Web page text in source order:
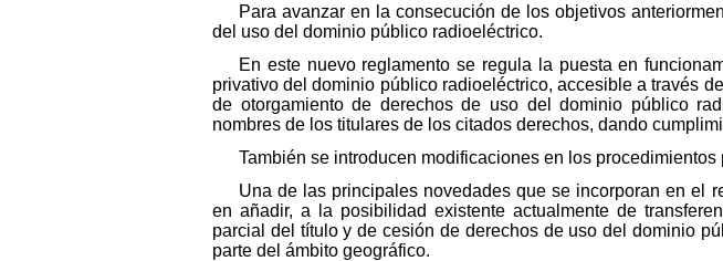
Para avanzar en la consecución de los objetivos
del uso del dominio público radioeléctrico.
En este nuevo reglamento se regula la puesta en
privativo del dominio público radioeléctrico, accesible a través
de otorgamiento de derechos de uso del dominio público
nombres de los titulares de los citados derechos, dando
También se introducen modificaciones en los
Una de las principales novedades que se incorporan en el
en añadir, a la posibilidad existente actualmente de
parcial del título y de cesión de derechos de uso del dominio
parte del ámbito geográfico.